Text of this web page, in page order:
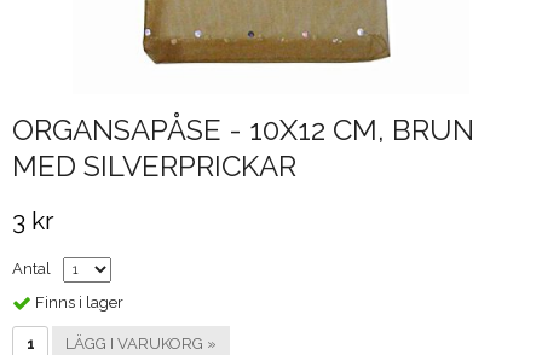
ORGANSAPÅSE - 10X12 CM, BRUN
MED SILVERPRICKAR
3 kr
Antal
Finns i lager
LÄGG I VARUKORG »